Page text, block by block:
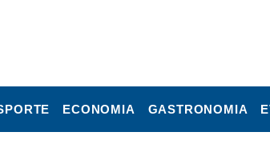
ECONOMIA GASTRONOMIA